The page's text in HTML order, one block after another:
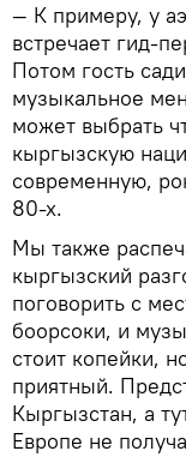
— К примеру, у
встречает гид-
Потом гость
музыкальное
может выбрать
кыргызскую
современную,
80-х.
Мы также
кыргызский
поговорить с
боорсоки, и
стоит копейки,
приятный.
Кыргызстан, а
Европе не